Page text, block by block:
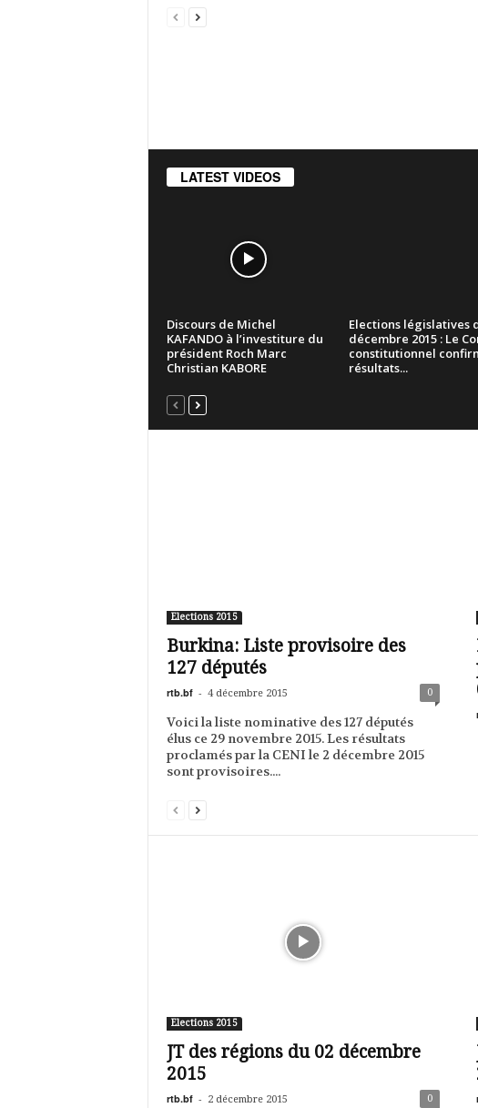
LATEST VIDEOS
Discours de Michel
KAFANDO à l’investiture du
président Roch Marc
Christian KABORE
Elections législatives
décembre 2015 : Le
constitutionnel
résultats...
Elections 2015
Burkina: Liste provisoire des
127 députés
rtb.bf - 4 décembre 2015 0
Voici la liste nominative des 127 députés
élus ce 29 novembre 2015. Les résultats
proclamés par la CENI le 2 décembre 2015
sont provisoires....
Elections 2015
JT des régions du 02 décembre
2015
rtb.bf - 2 décembre 2015 0